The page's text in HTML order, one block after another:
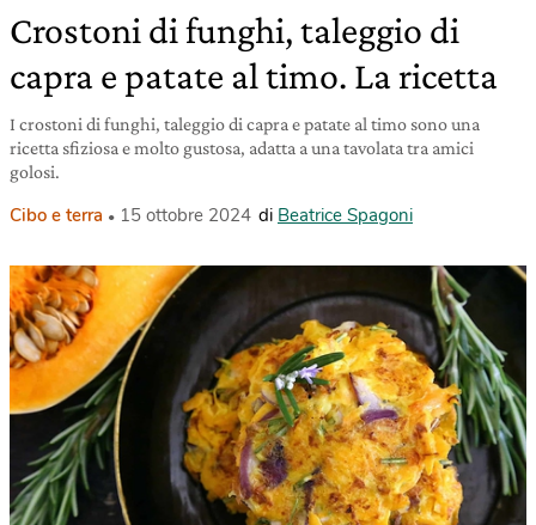
Crostoni di funghi, taleggio di
capra e patate al timo. La ricetta
I crostoni di funghi, taleggio di capra e patate al timo sono una
ricetta sfiziosa e molto gustosa, adatta a una tavolata tra amici
golosi.
Cibo e terra 15 ottobre 2024 di Beatrice Spagoni